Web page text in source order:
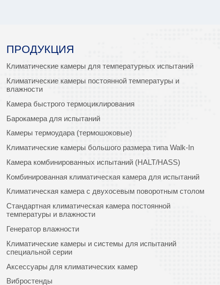
ПРОДУКЦИЯ
Климатические камеры для температурных испытаний
Климатические камеры постоянной температуры и
влажности
Камера быстрого термоциклирования
Барокамера для испытаний
Камеры термоудара (термошоковые)
Климатические камеры большого размера типа Walk-In
Камера комбинированных испытаний (HALT/HASS)
Комбинированная климатическая камера для испытаний
Климатическая камера с двухосевым поворотным столом
Стандартная климатическая камера постоянной
температуры и влажности
Генератор влажности
Климатические камеры и системы для испытаний
специальной серии
Аксессуары для климатических камер
Вибростенды